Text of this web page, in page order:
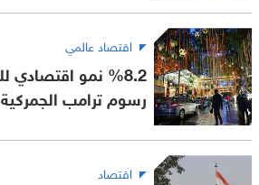
اقتصاد عالمي
رسوم ترامب الجمركية
اقتصاد